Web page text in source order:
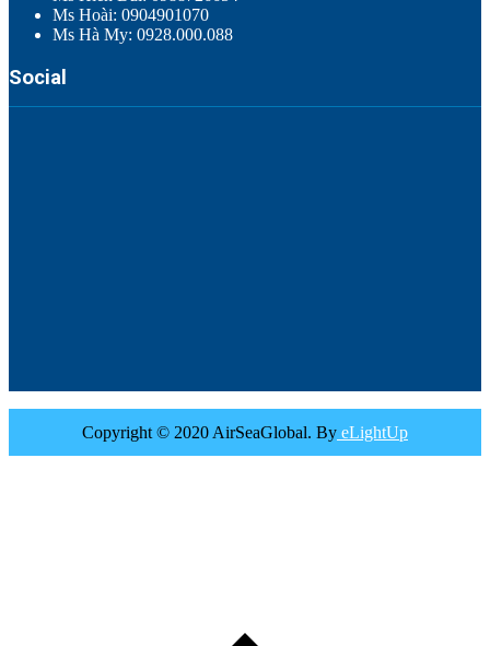
Ms Hoài: 0904901070
Ms Hà My: 0928.000.088
Social
Copyright © 2020 AirSeaGlobal. By eLightUp